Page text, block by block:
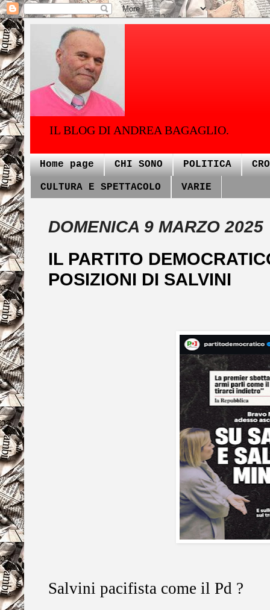
IL BLOG DI ANDREA BAGAGLIO.
Home page CHI SONO POLITICA
CULTURA E SPETTACOLO VARIE
DOMENICA 9 MARZO 2025
IL PARTITO
POSIZIONI DI SALVINI
Salvini pacifista come il Pd ?